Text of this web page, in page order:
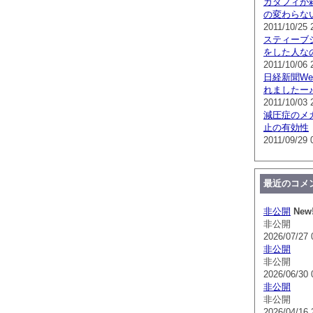
の変わらな
2011/10/25
スティーブ
をした人な
2011/10/06
日経新聞
れましたー♪
2011/10/03
減圧症のメ
止の有効性
2011/09/29
最近のコメ
非公開
非公開
2026/07/27
非公開
非公開
2026/06/30
非公開
非公開